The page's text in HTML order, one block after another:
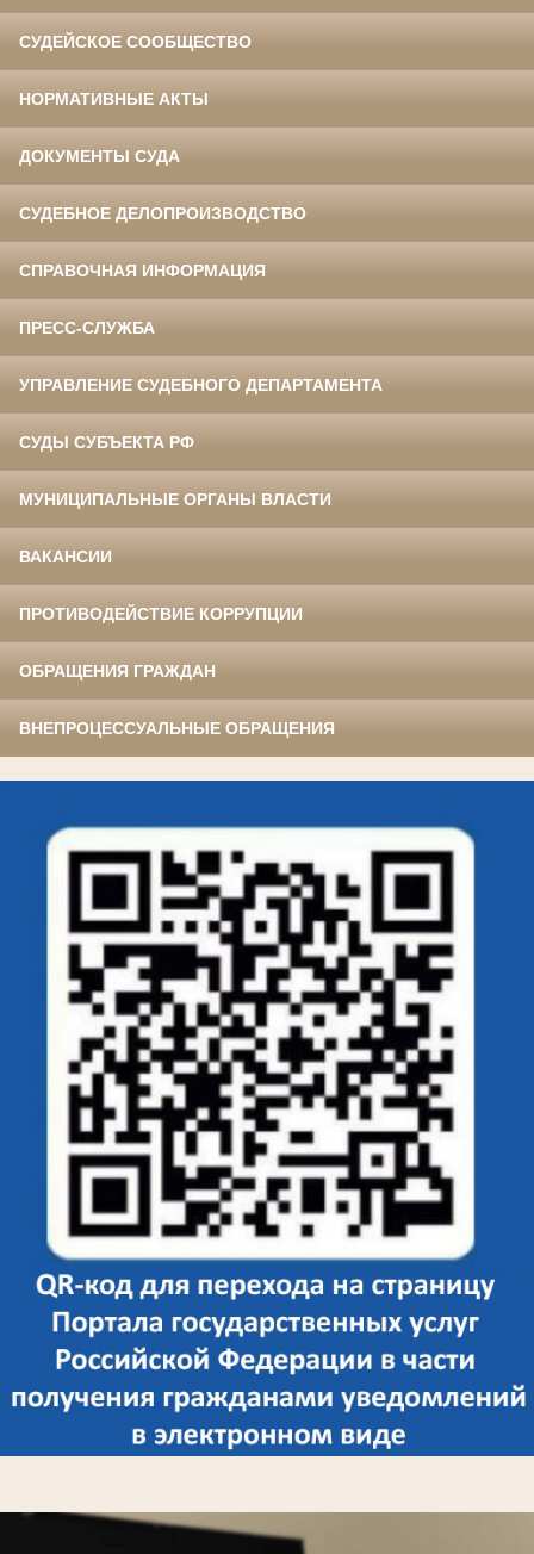
СУДЕЙСКОЕ СООБЩЕСТВО
НОРМАТИВНЫЕ АКТЫ
ДОКУМЕНТЫ СУДА
СУДЕБНОЕ ДЕЛОПРОИЗВОДСТВО
СПРАВОЧНАЯ ИНФОРМАЦИЯ
ПРЕСС-СЛУЖБА
УПРАВЛЕНИЕ СУДЕБНОГО ДЕПАРТАМЕНТА
СУДЫ СУБЪЕКТА РФ
МУНИЦИПАЛЬНЫЕ ОРГАНЫ ВЛАСТИ
ВАКАНСИИ
ПРОТИВОДЕЙСТВИЕ КОРРУПЦИИ
ОБРАЩЕНИЯ ГРАЖДАН
ВНЕПРОЦЕССУАЛЬНЫЕ ОБРАЩЕНИЯ